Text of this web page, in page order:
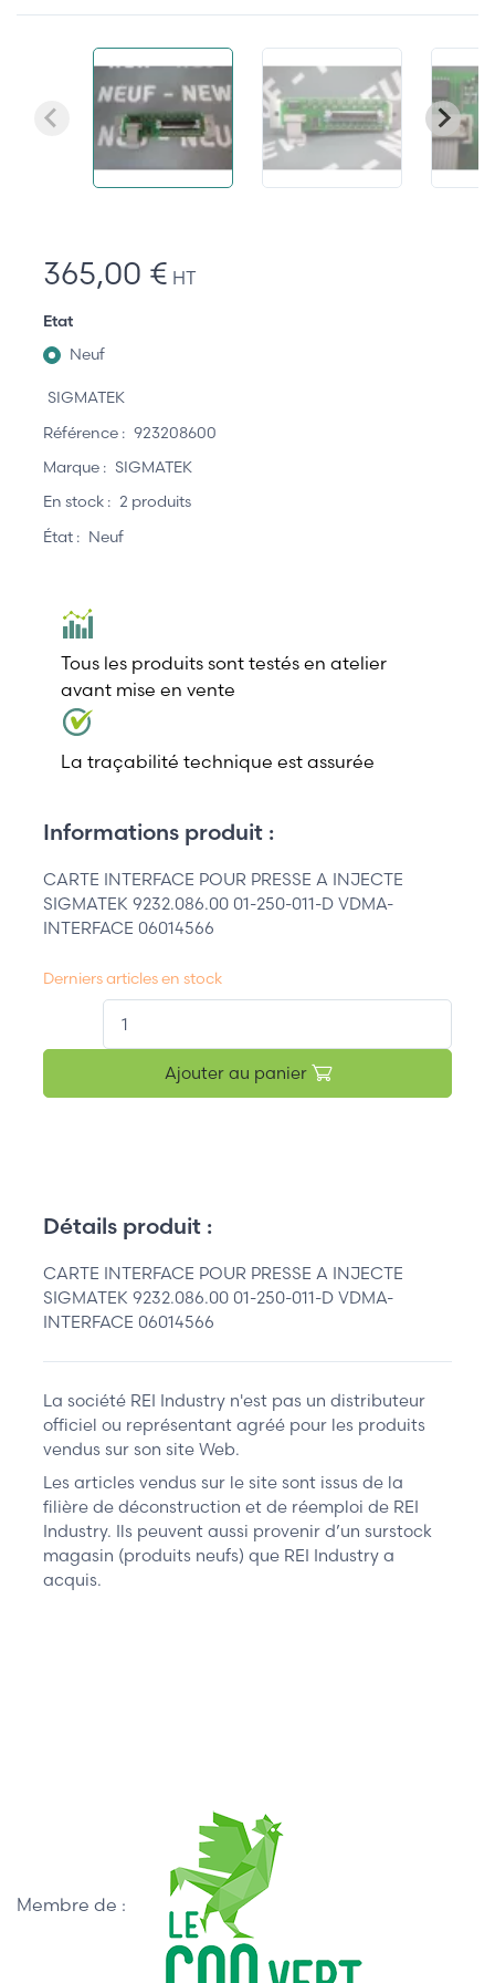
365,00 € HT
Etat
Neuf
SIGMATEK
Référence : 923208600
Marque : SIGMATEK
En stock : 2 produits
État : Neuf
Tous les produits sont testés en atelier
avant mise en vente
La traçabilité technique est assurée
Informations produit :
CARTE INTERFACE POUR PRESSE A INJECTE
SIGMATEK 9232.086.00 01-250-011-D VDMA-
INTERFACE 06014566
Derniers articles en stock
Ajouter au panier
Détails produit :
CARTE INTERFACE POUR PRESSE A INJECTE
SIGMATEK 9232.086.00 01-250-011-D VDMA-
INTERFACE 06014566
La société REI Industry n'est pas un distributeur
officiel ou représentant agréé pour les produits
vendus sur son site Web.
Les articles vendus sur le site sont issus de la
filière de déconstruction et de réemploi de REI
Industry. Ils peuvent aussi provenir d’un surstock
magasin (produits neufs) que REI Industry a
acquis.
Membre de :